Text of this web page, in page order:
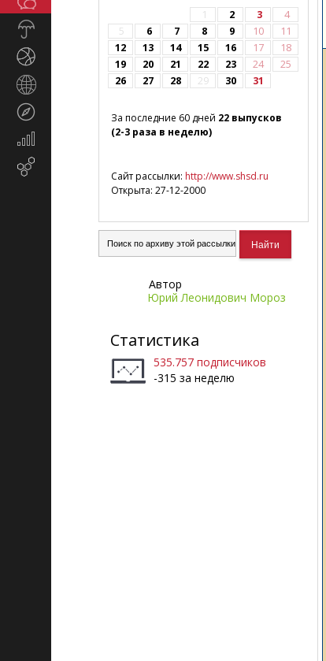
Экономика
маркетинг
1 2 3
4
5
6 7 8 9 10
11
12
13 14 15 16 17
18
19
20 21 22 23 24
25
26
27 28 29 30 31
За последние 60 дней 22 выпусков
(2-3 раза в неделю)
Сайт рассылки: http://www.shsd.ru
Открыта: 27-12-2000
Автор
Юрий Леонидович Мороз
Статистика
535.757 подписчиков
-315 за неделю